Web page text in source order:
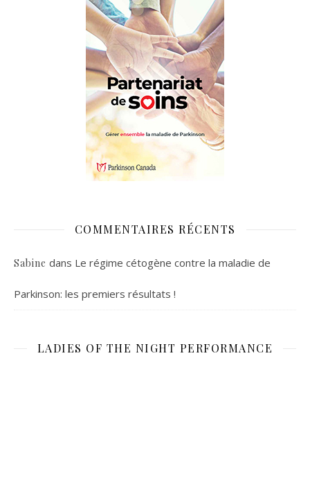
COMMENTAIRES RÉCENTS
Sabine dans Le régime cétogène contre la maladie de
Parkinson: les premiers résultats !
LADIES OF THE NIGHT PERFORMANCE